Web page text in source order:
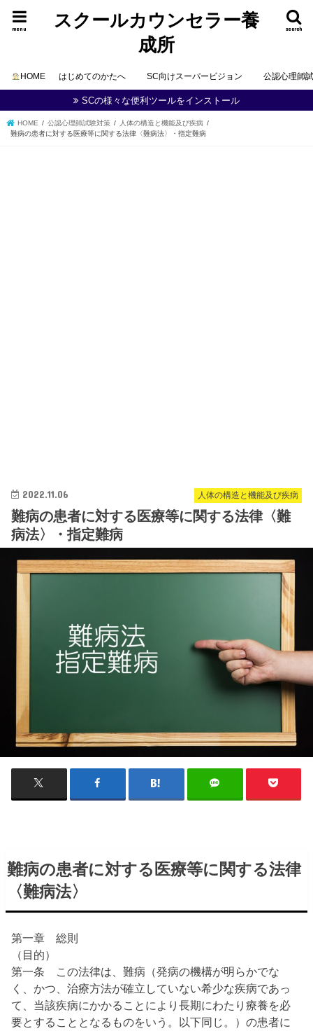
スクールカウンセラー養
成所
search
menu
HOME はじめてのかたへ SC向けスーパービジョン 公認心理師
SCの様々な便利ツールをインストール
HOME 公認心理師試験対策
人体の構造と機能及び疾病
難病の患者に対する医療等に関する法律〈難病法〉・指定難病
人体の構造と機能及び疾病
2022.11.06
難病の患者に対する医療等に関する法律〈難
病法〉・指定難病
難病の患者に対する医療等に関する法律
〈難病法〉
第一章 総則
（目的）
第一条 この法律は、難病（発病の機構が明らかでな
く、かつ、治療方法が確立していない希少な疾病であっ
て、当該疾病にかかることにより長期にわたり療養を必
要とすることとなるものをいう。以下同じ。）の患者に